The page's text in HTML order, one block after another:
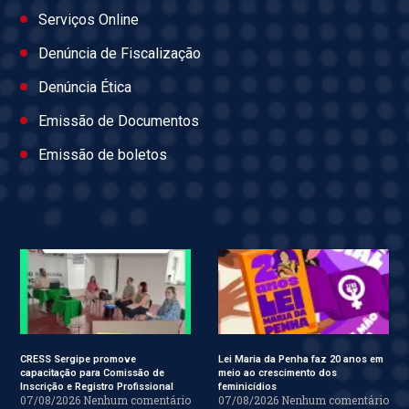
Serviços Online
Denúncia de Fiscalização
Denúncia Ética
Emissão de Documentos
Emissão de boletos
CRESS Sergipe promove
capacitação para Comissão de
Inscrição e Registro Profissional
07/08/2026 Nenhum comentário
Lei Maria da Penha faz 20 anos em
meio ao crescimento dos
feminicídios
07/08/2026 Nenhum comentário